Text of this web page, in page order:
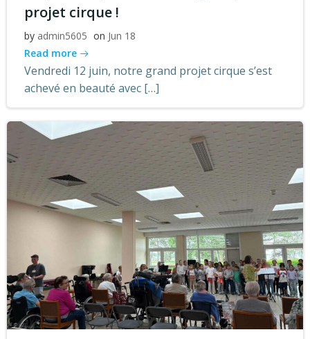
projet cirque !
by admin5605 on Jun 18
Read more
Vendredi 12 juin, notre grand projet cirque s’est
achevé en beauté avec […]